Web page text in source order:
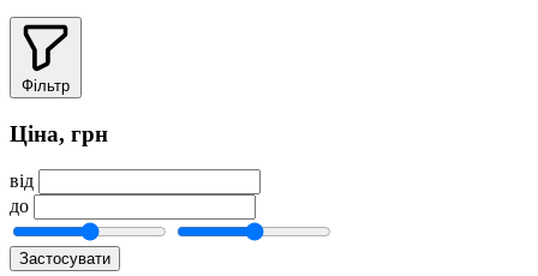
Фільтр
Ціна, грн
від
до
Застосувати